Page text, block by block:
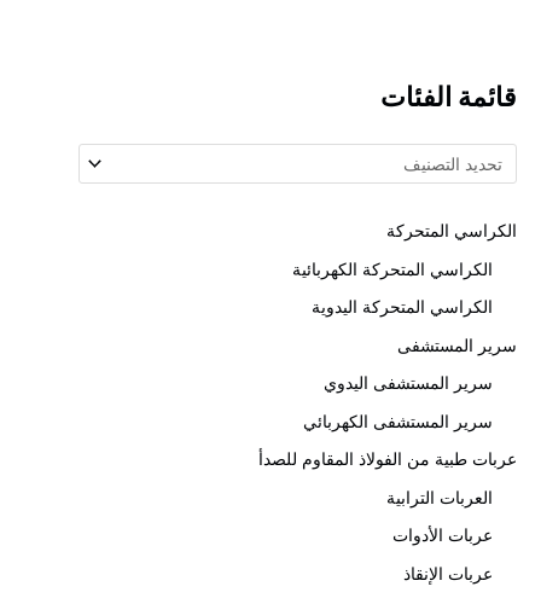
الفئات
المتحركة
الكراسي المتحركة الكهربائية
الكراسي المتحركة اليدوية
المستشفى
سرير المستشفى اليدوي
سرير المستشفى الكهربائي
طبية من الفولاذ المقاوم للصدأ
العربات الترابية
عربات الأدوات
عربات الإنقاذ